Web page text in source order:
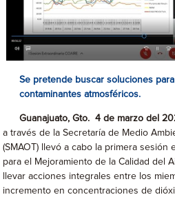
Se pretende buscar soluciones
contaminantes atmosféricos.
Guanajuato, Gto. 4 de marzo del
a través de la Secretaría de Medio
(SMAOT) llevó a cabo la primera sesión
para el Mejoramiento de la Calidad del
llevar acciones integrales entre los
incremento en concentraciones de